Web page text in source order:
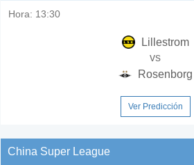
Hora: 13:30
Lillestrom
vs
Rosenborg
Ver Predicción
China Super League